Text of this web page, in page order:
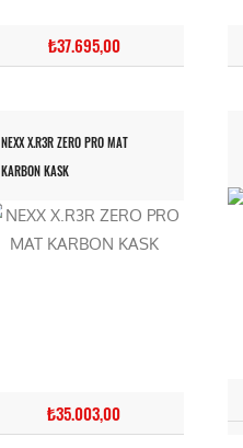
₺37.695,00
NEXX X.R3R ZERO PRO MAT
KARBON KASK
₺35.003,00